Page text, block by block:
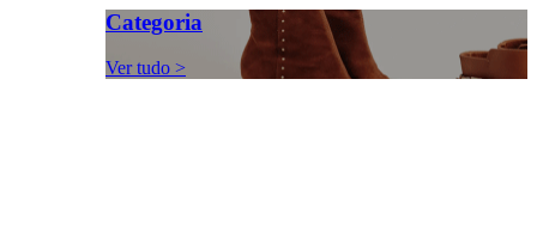
Categoria
Ver tudo >